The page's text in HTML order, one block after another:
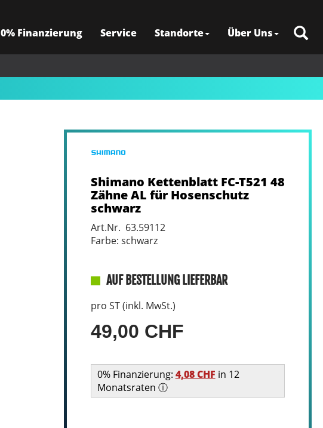
0% Finanzierung Service Standorte Über Uns
Shimano Kettenblatt FC-T521 48
Zähne AL für Hosenschutz
schwarz
Art.Nr. 63.59112
Farbe: schwarz
AUF BESTELLUNG LIEFERBAR
pro ST (inkl. MwSt.)
49,00 CHF
0% Finanzierung: 4,08 CHF in 12
Monatsraten ⓘ